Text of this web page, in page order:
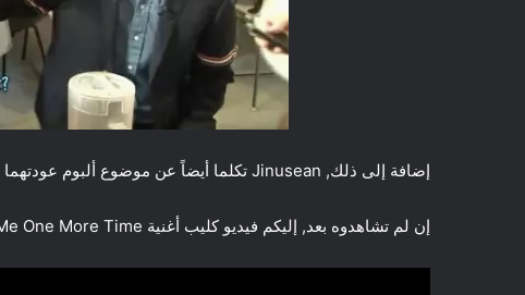
إضافة إلى ذلك, Jinusean تكلما أيضاً عن موضوع ألبوم عودتهما المنتظر منذ وقت طويل و كذلك عن الفيديو كليب الجديد لهما.
إن لم تشاهدوه بعد, إليكم فيديو كليب أغنية Tell Me One More Time!